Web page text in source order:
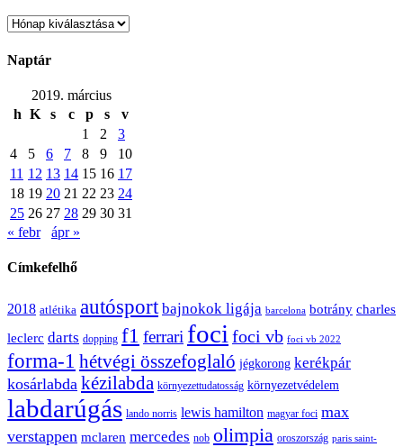
Archívum
Naptár
2019. március
h K s c p s
v
1
2
3
4
5 6 7 8 9
10
11 12 13 14 15 16 17
18 19 20 21 22 23 24
25 26 27 28 29 30 31
« febr
ápr »
Címkefelhő
2018 atlétika autósport bajnokok ligája barcelona botrány charles
leclerc darts dopping f1 ferrari focifoci vb foci vb 2022
forma-1 hétvégi összefoglaló jégkorong kerékpár
kosárlabda kézilabda környezettudatosság környezetvédelem
labdarúgás lando norris lewis hamilton magyar foci max
verstappen mclaren mercedes nob olimpia oroszország paris saint-